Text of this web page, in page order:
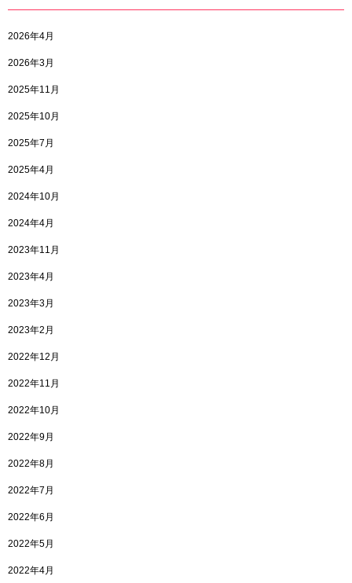
2026年4月
2026年3月
2025年11月
2025年10月
2025年7月
2025年4月
2024年10月
2024年4月
2023年11月
2023年4月
2023年3月
2023年2月
2022年12月
2022年11月
2022年10月
2022年9月
2022年8月
2022年7月
2022年6月
2022年5月
2022年4月